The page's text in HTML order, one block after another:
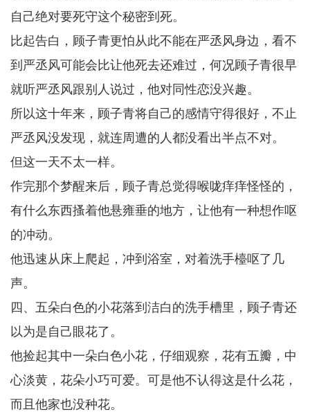
自己绝对要死守这个秘密到死。
比起告白，顾子青更怕从此不能在严丞风身边，看不
到严丞风可能会比让他死去还难过，何况顾子青很早
就听严丞风跟别人说过，他对同性恋没兴趣。
所以这十年来，顾子青将自己的感情守得很好，不止
严丞风没发现，就连周遭的人都没看出半点不对。
但这一天不太一样。
作完那个梦醒来后，顾子青总觉得喉咙痒痒怪怪的，
有什么东西搔着他悬雍垂的地方，让他有一种想作呕
的冲动。
他迅速从床上爬起，冲到浴室，对着洗手檯呕了几
声。
四、五朵白色的小花落到洁白的洗手槽里，顾子青还
以为是自己眼花了。
他捡起其中一朵白色小花，仔细观察，花有五瓣，中
心淡黄，花朵小巧可爱。可是他不认得这是什么花，
而且他家也没种花。